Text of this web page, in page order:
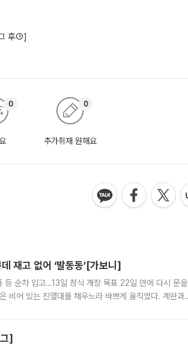
후①]
0
추가취재 원해요
0
재고 없어 ‘발동동’[가보니]
등 순차 입고…13일 정식 개장 목표 22일 만에 다시 문을
비어 있는 진열대를 채우느라 바쁘게 움직였다. 계란과
]